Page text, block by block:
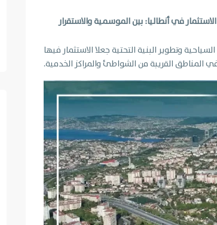
الاستثمار في أنطاليا: بين الموسمية والاستقرار
وتطوير البنية التحتية جعلا الاستثمار فيها
المناطق القريبة من الشواطئ والمراكز الخدمية.